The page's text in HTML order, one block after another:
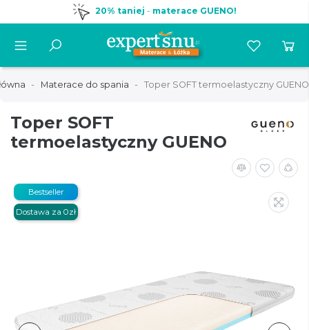
20% taniej - materace GUENO!
Materace do spania Toper SOFT termoelastyczny GUENO
Toper SOFT
termoelastyczny GUENO
Bestseller
Dostawa za 0zł